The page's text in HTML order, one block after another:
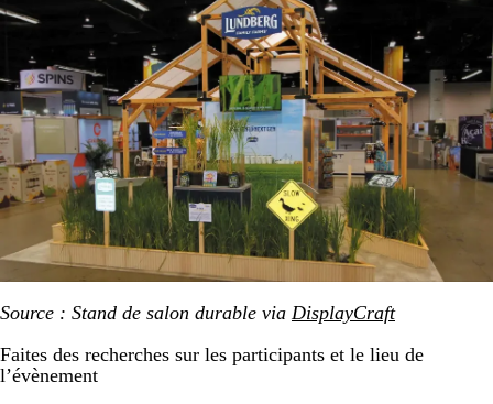
Source : Stand de salon durable via DisplayCraft
Faites des recherches sur les participants et le lieu de
l’évènement